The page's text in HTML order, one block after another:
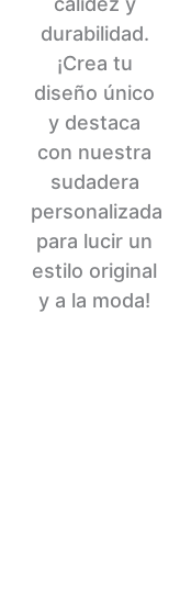
durabilidad.
¡Crea tu
diseño único
y destaca
con nuestra
sudadera
personalizada
para lucir un
estilo original
y a la moda!